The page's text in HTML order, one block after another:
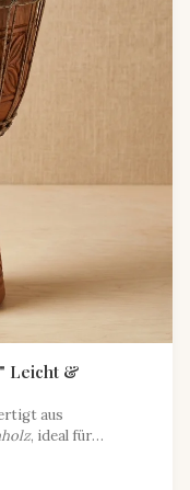
Leicht &
aus
, ideal für